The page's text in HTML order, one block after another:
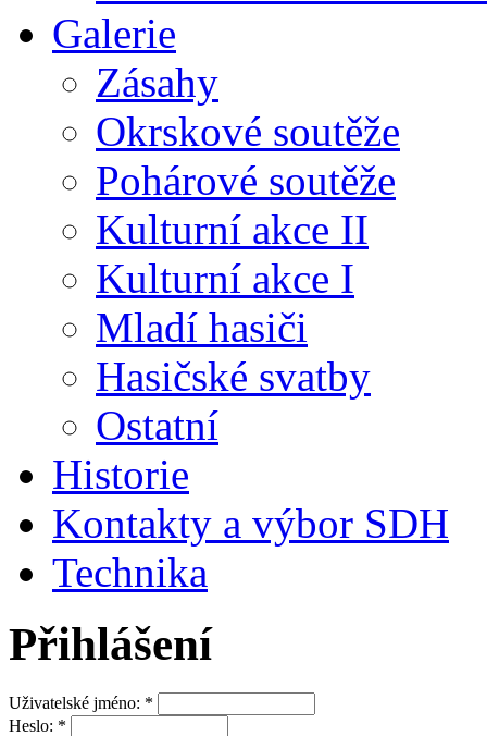
Galerie
Zásahy
Okrskové soutěže
Pohárové soutěže
Kulturní akce II
Kulturní akce I
Mladí hasiči
Hasičské svatby
Ostatní
Historie
Kontakty a výbor SDH
Technika
Přihlášení
Uživatelské jméno: *
Heslo: *